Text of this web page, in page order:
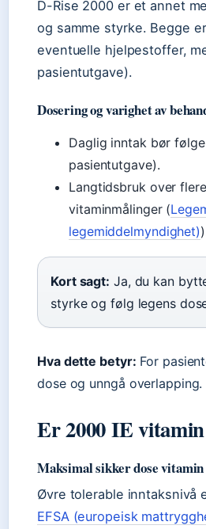
D-Rise 2000 er et annet
og samme styrke. Begge
eventuelle hjelpestoffer,
pasientutgave).
Dosering og varighet av
Daglig inntak bør
pasientutgave).
Langtidsbruk over
vitaminmålinger (
legemiddelmyndighet)
Kort sagt: Ja, du kan
styrke og følg legens
Hva dette betyr: For
dose og unngå overlapping.
Er 2000 IE
Maksimal sikker dose vitamin
Øvre tolerable inntaksnivå
EFSA (europeisk